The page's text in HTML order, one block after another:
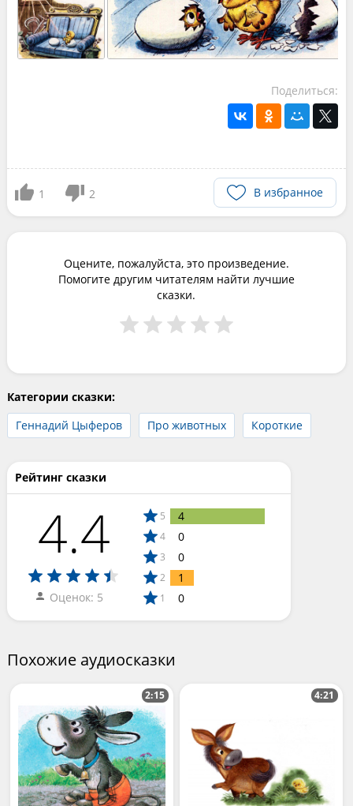
Поделиться:
1 2 В избранное
Оцените, пожалуйста, это произведение.
Помогите другим читателям найти лучшие
сказки.
Категории сказки:
Геннадий Цыферов
Про животных Короткие
Рейтинг сказки
4.4
Оценок: 5
5 4
4 0
3 0
2 1
1 0
Похожие аудиосказки
2:15 4:21